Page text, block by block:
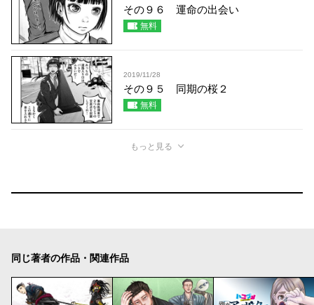
その９６ 運命の出会い
無料
2019/11/28
その９５ 同期の桜２
無料
もっと見る
同じ著者の作品・関連作品